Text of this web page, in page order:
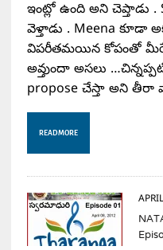
ఇంట్లో ఉంది అని చెప్తాడు
వెళ్తాడు . Meena కూడా
విపరీతమయిన కోపంతో మీరేం
అవ్తుందా అసలు
propose చేస్తా అని తీరా
READ MORE